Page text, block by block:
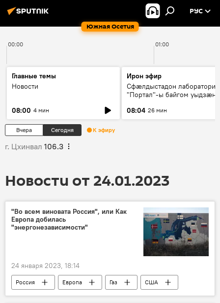
Южная Осетия
РУС
00:00 01:00
Главные темы
Новости
08:00 4 мин
Ирон эфир
Сфæлдыстадон лаборатори
"Портал"-ы байгом уыдзæн
Æхсары куыстыты равдыст
08:04 26 мин
Вчера Сегодня К эфиру
г. Цхинвал 106.3
Новости от 24.01.2023
"Во всем виновата Россия", или Как
Европа добилась
"энергонезависимости"
24 января 2023, 18:14
Россия Европа Газ США